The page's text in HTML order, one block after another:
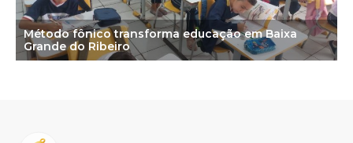
Método fônico transforma educação em Baixa
Grande do Ribeiro